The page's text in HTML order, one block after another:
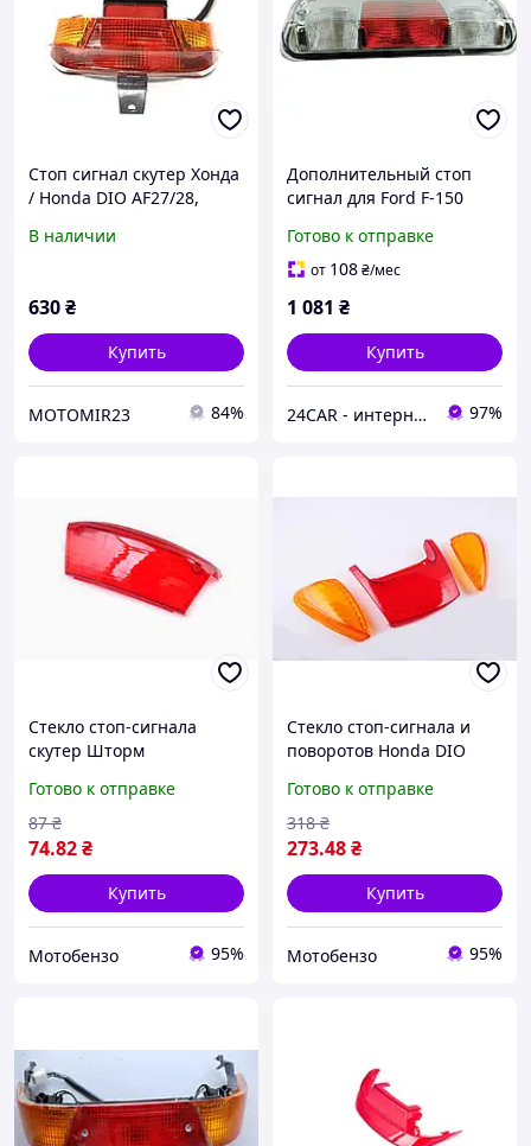
Стоп сигнал скутер Хонда
/ Honda DIO AF27/28,
В наличии
630₴
Купить
MOTOMIR23 84%
Дополнительный стоп
сигнал для Ford F-150
Готово к отправке
от 108₴/мес
1 081 ₴
Купить
24CAR - интернет магазин запчастей и аксессуаров 97%
Стекло стоп-сигнала
скутер Шторм
Готово к отправке
74.82₴
87 ₴
Купить
Мотобензо 95%
Стекло стоп-сигнала и
поворотов Honda DIO
Готово к отправке
273.48₴
318 ₴
Купить
Мотобензо 95%